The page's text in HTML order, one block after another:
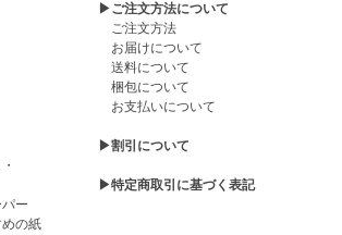
ー
の紙
▶ご注文方法について
ご注文方法
お届けについて
送料について
梱包について
お支払いについて
▶割引について
▶特定商取引に基づく表記